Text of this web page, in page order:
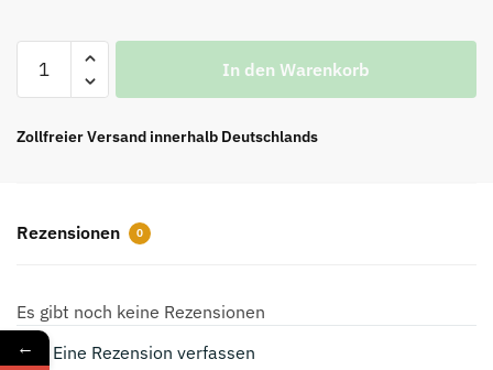
0wens
Top-
Rosa
In den Warenkorb
Zollfreier Versand innerhalb Deutschlands
Rezensionen 0
Es gibt noch keine Rezensionen
Eine Rezension verfassen
←